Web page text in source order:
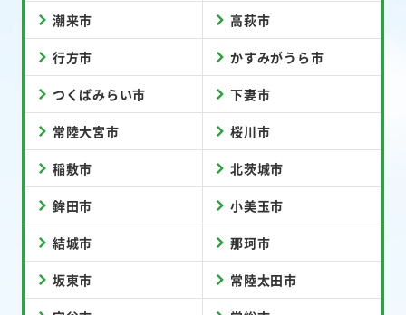
潮来市 高萩市
行方市 かすみがうら市
つくばみらい市 下妻市
常陸大宮市 桜川市
稲敷市 北茨城市
鉾田市 小美玉市
結城市 那珂市
坂東市 常陸太田市